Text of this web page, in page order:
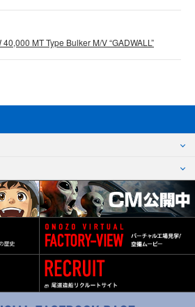
MT Type Bulker M/V “GADWALL”